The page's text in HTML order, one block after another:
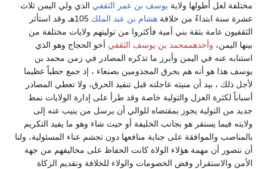
مختلفة لعل أطولها ولاية يوسف بن عمر الثقفي الذي ولي اليمن ثلاث
عشرة سنة ابتداءً من خلافة هشام بن عبد الملك
105هـ وقد استأثر
الثقفيون عامة بثقة بني أمية فأكثروا من توليتهم ولايات مختلفة من
بينها اليمن، وأحدهممحمد بن يوسف الثقفي أخو الحجاج وهو الذي
استنابه عنه في اليمن وأبرز ما تذكره المصادر في زمن محمد بن
يوسف هذا هو أنه هم بحرق المجذومين بصنعاء ، إذ جمع حطباً عظيما
لأجل ذلك ، بيد أن منيته عاجلته قبل تنفيذ الحرق، ولا تعطي المصادر
أسباباً لكثرة العزل والتولية خاصة وقد طرأ على إدارة الولايات نمط
جديد من التولية يجوز بمقتضاه للوالي أن يرسل من ينيب عنه إلى
ولايته فيما يستقر هو بجانب الخليفة أو حيث شاء وهو ما يفيد التكريم
بالمناصب والموافقة على جناية منافعها دون تجشم عناء المسئولية، ولنا
أن نتصور أن مهمة هؤلاء الولاة كانت الحفاظ على مخاليفهم من جهة
الأمن والاستقرار وفض الخصومات والولاء للخلافة وتقديم الزكاة